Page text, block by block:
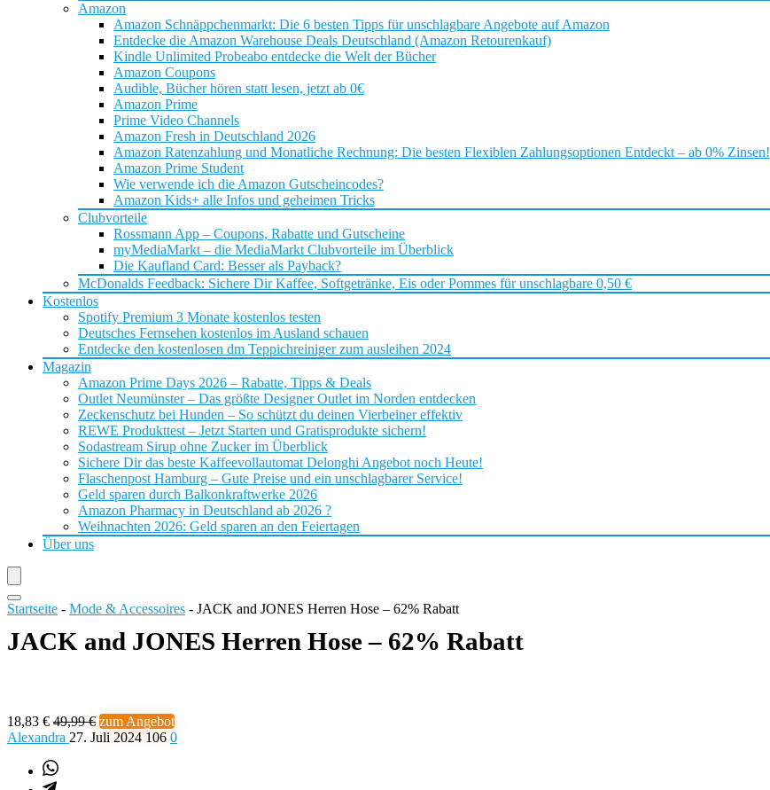
Amazon
Amazon Schnäppchenmarkt: Die 6 besten Tipps für unschlagbare Angebote auf Amazon
Entdecke die Amazon Warehouse Deals Deutschland (Amazon Retourenkauf)
Kindle Unlimited Probeabo entdecke die Welt der Bücher
Amazon Coupons
Audible, Bücher hören statt lesen, jetzt ab 0€
Amazon Prime
Prime Video Channels
Amazon Fresh in Deutschland 2026
Amazon Ratenzahlung und Monatliche Rechnung: Die besten Flexiblen Zahlungsoptionen Entdeckt – ab 0% Zinsen!
Amazon Prime Student
Wie verwende ich die Amazon Gutscheincodes?
Amazon Kids+ alle Infos und geheimen Tricks
Clubvorteile
Rossmann App – Coupons, Rabatte und Gutscheine
myMediaMarkt – die MediaMarkt Clubvorteile im Überblick
Die Kaufland Card: Besser als Payback?
McDonalds Feedback: Sichere Dir Kaffee, Softgetränke, Eis oder Pommes für unschlagbare 0,50 €
Kostenlos
Spotify Premium 3 Monate kostenlos testen
Deutsches Fernsehen kostenlos im Ausland schauen
Entdecke den kostenlosen dm Teppichreiniger zum ausleihen 2024
Magazin
Amazon Prime Days 2026 – Rabatte, Tipps & Deals
Outlet Neumünster – Das größte Designer Outlet im Norden entdecken
Zeckenschutz bei Hunden – So schützt du deinen Vierbeiner effektiv
REWE Produkttest – Jetzt Starten und Gratisprodukte sichern!
Sodastream Sirup ohne Zucker im Überblick
Sichere Dir das beste Kaffeevollautomat Delonghi Angebot noch Heute!
Flaschenpost Hamburg – Gute Preise und ein unschlagbarer Service!
Geld sparen durch Balkonkraftwerke 2026
Amazon Pharmacy in Deutschland ab 2026 ?
Weihnachten 2026: Geld sparen an den Feiertagen
Über uns
Startseite - Mode & Accessoires - JACK and JONES Herren Hose – 62% Rabatt
JACK and JONES Herren Hose – 62% Rabatt
18,83 € 49,99 € zum Angebot
Alexandra 27. Juli 2024 106 0